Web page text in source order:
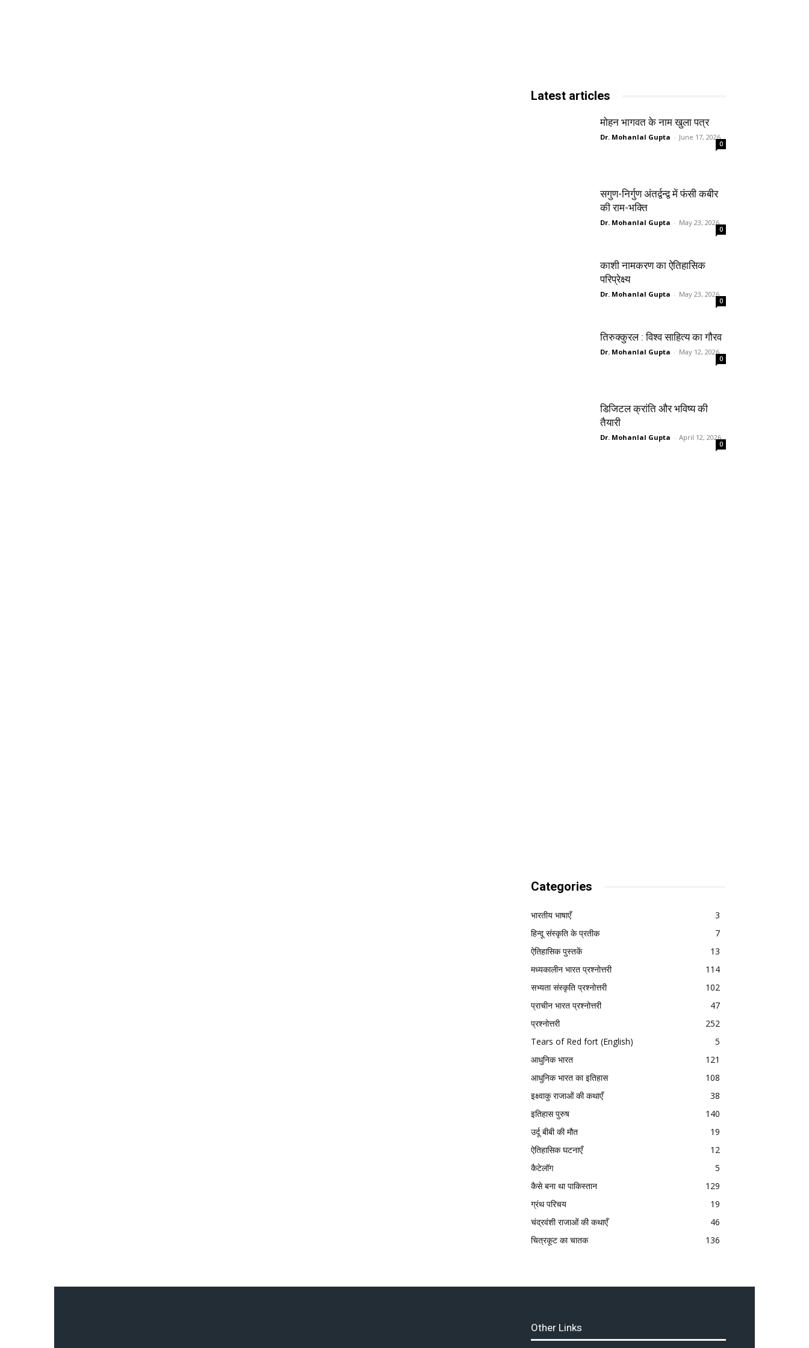
Latest articles
मोहन भागवत के नाम खुला पत्र
Dr. Mohanlal Gupta - June 17, 2026
0
सगुण-निर्गुण अंतर्द्वन्द्व में फंसी कबीर
की राम-भक्ति
Dr. Mohanlal Gupta - May 23, 2026
0
काशी नामकरण का ऐतिहासिक
परिप्रेक्ष्य
Dr. Mohanlal Gupta - May 23, 2026
0
तिरुक्कुरल : विश्व साहित्य का गौरव
Dr. Mohanlal Gupta - May 12, 2026
0
डिजिटल क्रांति और भविष्य की
तैयारी
Dr. Mohanlal Gupta - April 12, 2026
0
Categories
भारतीय भाषाएँ
3
हिन्दू संस्कृति के प्रतीक
7
ऐतिहासिक पुस्तकें
13
मध्यकालीन भारत प्रश्नोत्तरी
114
सभ्यता संस्कृति प्रश्नोत्तरी
102
प्राचीन भारत प्रश्नोत्तरी
47
प्रश्नोत्तरी
252
Tears of Red fort (English)
5
आधुनिक भारत
121
आधुनिक भारत का इतिहास
108
इक्ष्वाकु राजाओं की कथाएँ
38
इतिहास पुरुष
140
उर्दू बीबी की मौत
19
ऐतिहासिक घटनाएँ
12
कैटेलॉग
5
कैसे बना था पाकिस्तान
129
ग्रंथ परिचय
19
चंद्रवंशी राजाओं की कथाएँ
46
चित्रकूट का चातक
136
Other Links